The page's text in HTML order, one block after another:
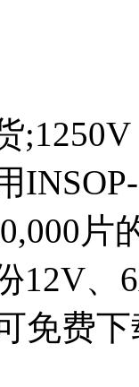
片
12V、
免费